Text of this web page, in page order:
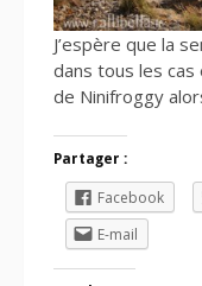
J’espère que la
dans tous les cas
de Ninifroggy
Partager :
Facebook
E-mail